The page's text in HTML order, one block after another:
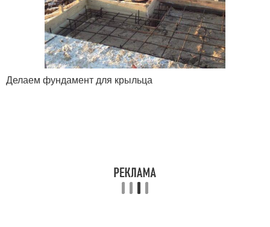
Делаем фундамент для крыльца